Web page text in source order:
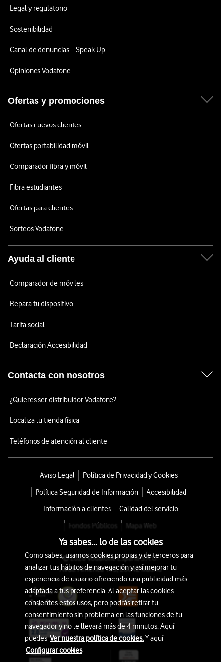
Legal y regulatorio
Sostenibilidad
Canal de denuncias – Speak Up
Opiniones Vodafone
Ofertas y promociones
Ofertas nuevos clientes
Ofertas portabilidad móvil
Comparador fibra y móvil
Fibra estudiantes
Ofertas para clientes
Sorteos Vodafone
Ayuda al cliente
Comparador de móviles
Repara tu dispositivo
Tarifa social
Declaración Accesibilidad
Contacta con nosotros
¿Quieres ser distribuidor Vodafone?
Localiza tu tienda física
Teléfonos de atención al cliente
Aviso Legal
Política de Privacidad y Cookies
Política Seguridad de Información
Accesibilidad
Información a clientes
Calidad del servicio
Fondos Públicos
Mapa Web
© 2026 Vodafone España S.A.U.
Avda. América 115, 28042 Madrid
Ya sabes... lo de las cookies
Como sabes, usamos cookies propias y de terceros para
analizar tus hábitos de navegación y así mejorar tu
experiencia de usuario ofreciendo una publicidad más
adaptada a tus preferencia. Al aceptar las cookies
consientes estos usos, pero podrás retirar tu
consentimiento sin problema en las funciones de tu
navegador y no te llevará más de 4 minutos. Aquí
puedesVer nuestra política de cookies.Y aquí
Configurar cookies